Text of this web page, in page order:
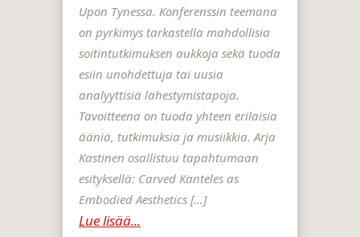
Upon Tynessa. Konferenssin teemana
on pyrkimys tarkastella mahdollisia
soitintutkimuksen aukkoja sekä tuoda
esiin unohdettuja tai uusia
analyyttisiä lähestymistapoja.
Tavoitteena on tuoda yhteen erilaisia ​​
ääniä, tutkimuksia ja musiikkia. Arja
Kastinen osallistuu tapahtumaan
esityksellä: Carved Kanteles as
Embodied Aesthetics […]
Lue lisää...